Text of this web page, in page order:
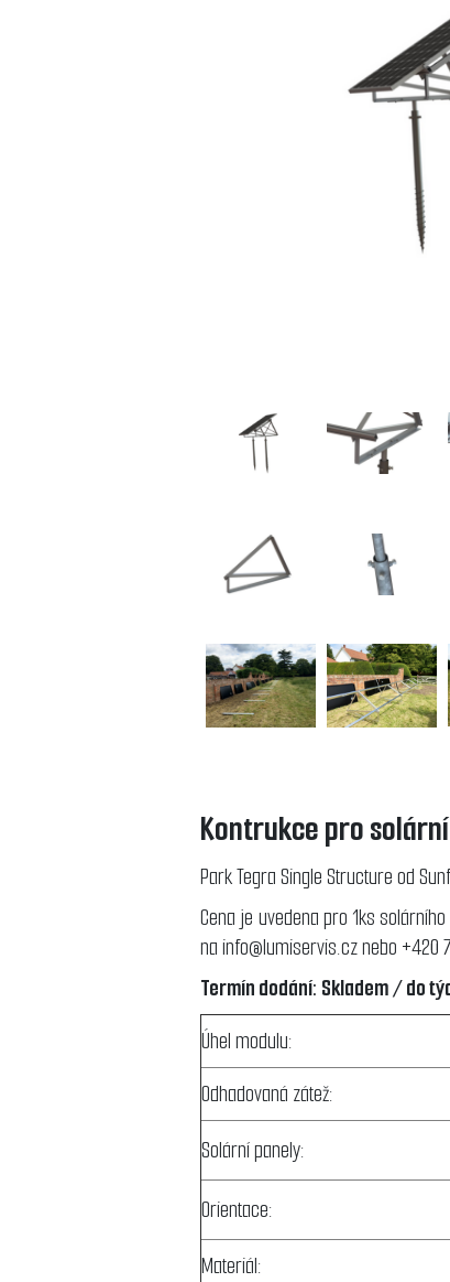
Kontrukce pro
Park Tegra Single Structure od
Cena je uvedena pro 1ks
nainfo@lumiservis.cznebo +420
Termín dodání: Skladem / do
Úhel modulu:
Odhadovaná zátež:
Solární panely:
Orientace:
Materiál: